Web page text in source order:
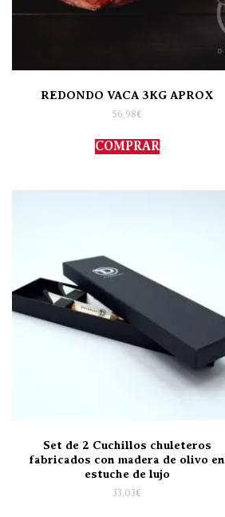
REDONDO VACA 3KG APROX
56,98€
COMPRAR
Set de 2 Cuchillos chuleteros
fabricados con madera de olivo en
estuche de lujo
33,03€